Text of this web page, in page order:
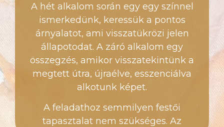
A hét alkalom során egy egy színnel
ismerkedünk, keressük a pontos
árnyalatot, ami visszatükrözi jelen
állapotodat. A záró alkalom egy
összegzés, amikor visszatekintünk a
megtett útra, újraélve, esszenciálva
alkotunk képet.
A feladathoz semmilyen festői
tapasztalat nem szükséges. Az